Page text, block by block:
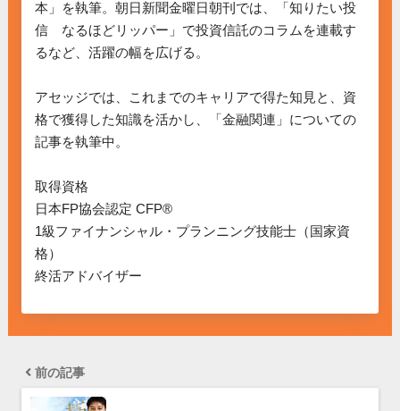
本」を執筆。朝日新聞金曜日朝刊では、「知りたい投
信　なるほどリッパー」で投資信託のコラムを連載す
るなど、活躍の幅を広げる。
アセッジでは、これまでのキャリアで得た知見と、資
格で獲得した知識を活かし、「金融関連」についての
記事を執筆中。
取得資格
日本FP協会認定 CFP®
1級ファイナンシャル・プランニング技能士（国家資
格）
終活アドバイザー
前の記事